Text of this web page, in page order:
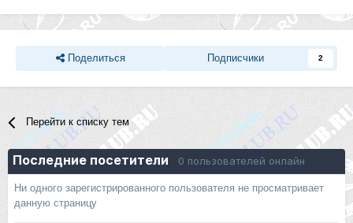
Поделиться Подписчики 2
Перейти к списку тем
Последние посетители 0 пользователей онлайн
Ни одного зарегистрированного пользователя не просматривает
данную страницу